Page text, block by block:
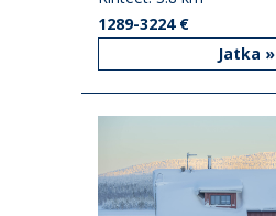
1289-3224 €
Jatka »